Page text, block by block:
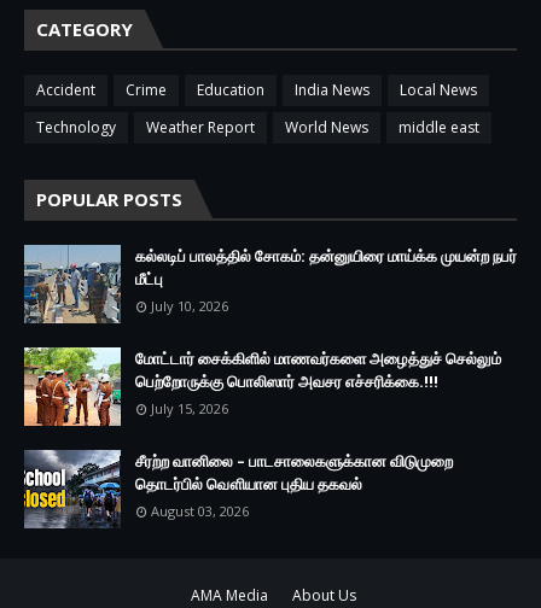
CATEGORY
Accident Crime Education India News
Local News
Technology
Weather Report World News middle east
POPULAR POSTS
கல்லடிப் பாலத்தில் சோகம்: தன்னுயிரை மாய்க்க முயன்ற நபர்
மீட்பு
July 10, 2026
மோட்டார் சைக்கிளில் மாணவர்களை அழைத்துச் செல்லும்
பெற்றோருக்கு பொலிஸார் அவசர எச்சரிக்கை.!!!
July 15, 2026
சீரற்ற வானிலை – பாடசாலைகளுக்கான விடுமுறை
தொடர்பில் வௌியான புதிய தகவல்
August 03, 2026
AMA Media About Us